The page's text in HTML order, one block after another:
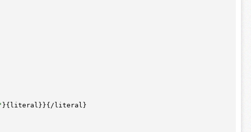
}{literal}}{/literal}